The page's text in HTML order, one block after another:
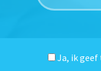
Ja, ik